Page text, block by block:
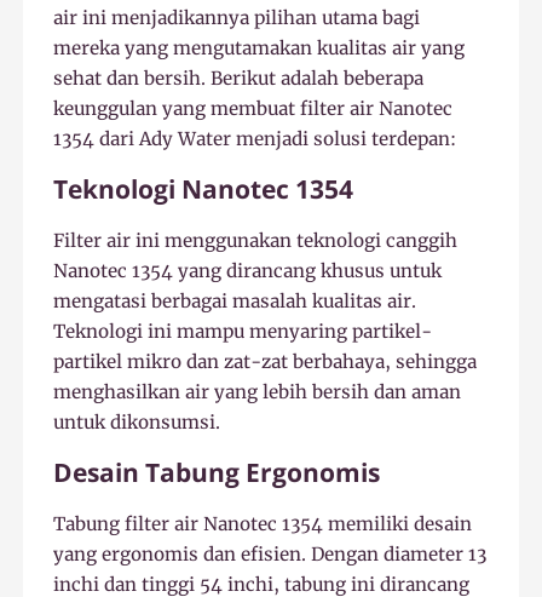
air ini menjadikannya pilihan utama bagi
mereka yang mengutamakan kualitas air yang
sehat dan bersih. Berikut adalah beberapa
keunggulan yang membuat filter air Nanotec
1354 dari Ady Water menjadi solusi terdepan:
Teknologi Nanotec 1354
Filter air ini menggunakan teknologi canggih
Nanotec 1354 yang dirancang khusus untuk
mengatasi berbagai masalah kualitas air.
Teknologi ini mampu menyaring partikel-
partikel mikro dan zat-zat berbahaya, sehingga
menghasilkan air yang lebih bersih dan aman
untuk dikonsumsi.
Desain Tabung Ergonomis
Tabung filter air Nanotec 1354 memiliki desain
yang ergonomis dan efisien. Dengan diameter 13
inchi dan tinggi 54 inchi, tabung ini dirancang